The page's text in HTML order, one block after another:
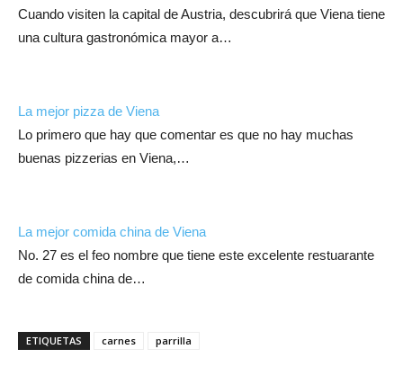
Cuando visiten la capital de Austria, descubrirá que Viena tiene
una cultura gastronómica mayor a…
La mejor pizza de Viena
Lo primero que hay que comentar es que no hay muchas
buenas pizzerias en Viena,…
La mejor comida china de Viena
No. 27 es el feo nombre que tiene este excelente restuarante
de comida china de…
ETIQUETAS carnes parrilla